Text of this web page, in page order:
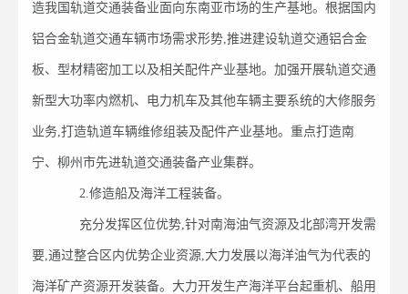
造我国轨道交通装备业面向东南亚市场的生产基地。根据国内
铝合金轨道交通车辆市场需求形势,推进建设轨道交通铝合金
板、型材精密加工以及相关配件产业基地。加强开展轨道交通
新型大功率内燃机、电力机车及其他车辆主要系统的大修服务
业务,打造轨道车辆维修组装及配件产业基地。重点打造南
宁、柳州市先进轨道交通装备产业集群。
2.修造船及海洋工程装备。
充分发挥区位优势,针对南海油气资源及北部湾开发需
要,通过整合区内优势企业资源,大力发展以海洋油气为代表的
海洋矿产资源开发装备。大力开发生产海洋平台起重机、船用